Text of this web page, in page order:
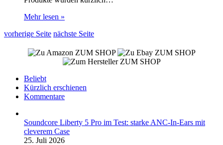
Mehr lesen »
vorherige Seite nächste Seite
ZUM SHOP
ZUM SHOP
ZUM SHOP
Beliebt
Kürzlich erschienen
Kommentare
Soundcore Liberty 5 Pro im Test: starke ANC-In-Ears mit
cleverem Case
25. Juli 2026